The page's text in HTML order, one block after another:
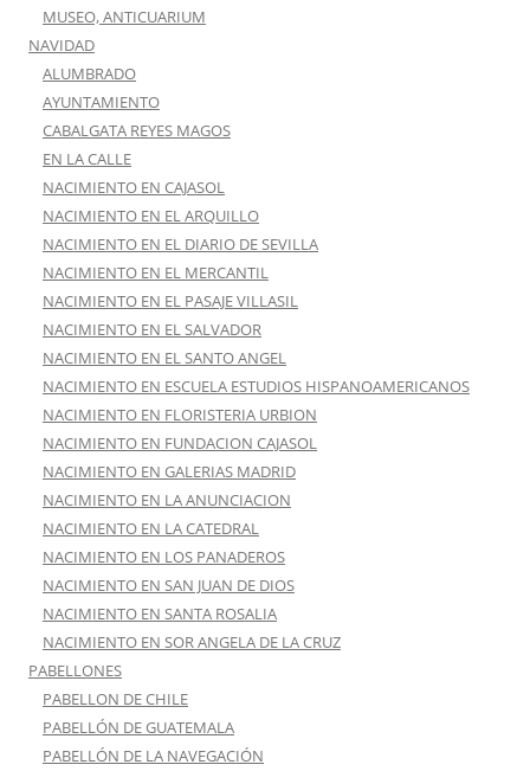
MUSEO, ANTICUARIUM
NAVIDAD
ALUMBRADO
AYUNTAMIENTO
CABALGATA REYES MAGOS
EN LA CALLE
NACIMIENTO EN CAJASOL
NACIMIENTO EN EL ARQUILLO
NACIMIENTO EN EL DIARIO DE SEVILLA
NACIMIENTO EN EL MERCANTIL
NACIMIENTO EN EL PASAJE VILLASIL
NACIMIENTO EN EL SALVADOR
NACIMIENTO EN EL SANTO ANGEL
NACIMIENTO EN ESCUELA ESTUDIOS HISPANOAMERICANOS
NACIMIENTO EN FLORISTERIA URBION
NACIMIENTO EN FUNDACION CAJASOL
NACIMIENTO EN GALERIAS MADRID
NACIMIENTO EN LA ANUNCIACION
NACIMIENTO EN LA CATEDRAL
NACIMIENTO EN LOS PANADEROS
NACIMIENTO EN SAN JUAN DE DIOS
NACIMIENTO EN SANTA ROSALIA
NACIMIENTO EN SOR ANGELA DE LA CRUZ
PABELLONES
PABELLON DE CHILE
PABELLÓN DE GUATEMALA
PABELLÓN DE LA NAVEGACIÓN